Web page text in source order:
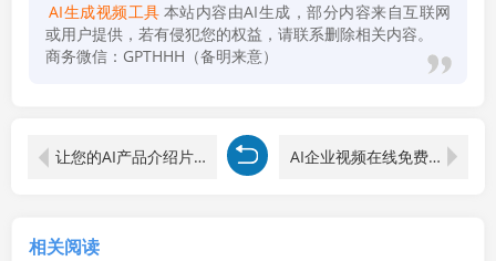
AI生成视频工具 本站内容由AI生成，部分内容来自互联网
或用户提供，若有侵犯您的权益，请联系删除相关内容。
商务微信：GPTHHH（备明来意）
让您的AI产品介绍片在线更棒的网站！ AI企业视频在线免费享用！
相关阅读